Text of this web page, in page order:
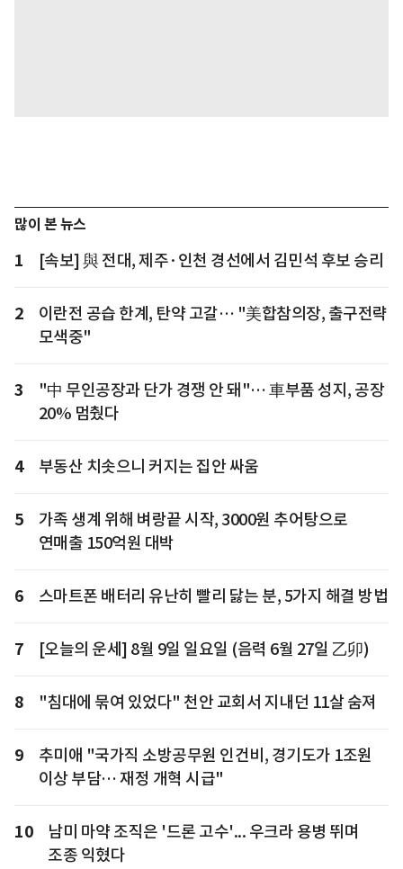
많이 본 뉴스
1 [속보] 與 전대, 제주·인천 경선에서 김민석 후보 승리
2
이란전 공습 한계, 탄약 고갈… "美합참의장, 출구전략
모색중"
3
"中 무인공장과 단가 경쟁 안 돼"… 車부품 성지, 공장
20% 멈췄다
4 부동산 치솟으니 커지는 집안 싸움
5
가족 생계 위해 벼랑끝 시작, 3000원 추어탕으로
연매출 150억원 대박
6 스마트폰 배터리 유난히 빨리 닳는 분, 5가지 해결 방법
7 [오늘의 운세] 8월 9일 일요일 (음력 6월 27일 乙卯)
8 "침대에 묶여 있었다" 천안 교회서 지내던 11살 숨져
9
추미애 "국가직 소방공무원 인건비, 경기도가 1조원
이상 부담… 재정 개혁 시급"
10
남미 마약 조직은 '드론 고수'... 우크라 용병 뛰며
조종 익혔다